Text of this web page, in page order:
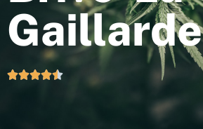
Gaillarde
